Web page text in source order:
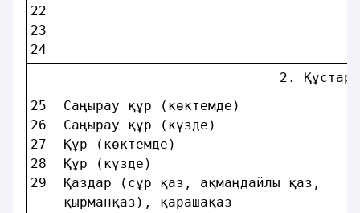
22
23
24
2.
25
26
27
28
29
Саңырау құр (көктемде)
Саңырау құр (күзде)
Құр (көктемде)
Құр (күзде)
Қаздар (сұр қаз,
қырманқаз), қарашақаз